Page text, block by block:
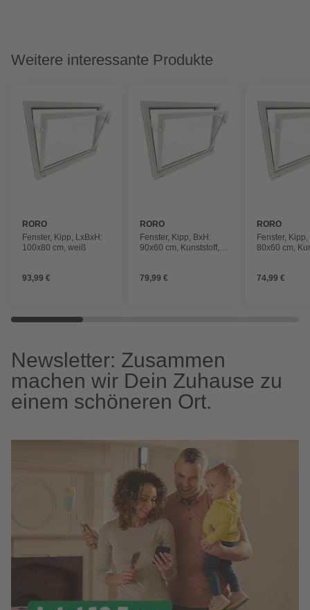
Weitere interessante Produkte
RORO
Fenster, Kipp, LxBxH:
100x80 cm, weiß
93,99 €
RORO
Fenster, Kipp, BxH:
90x60 cm, Kunststoff,
79,99 €
RORO
Fenster,
80x60 cm,
74,99 €
Newsletter: Zusammen
machen wir Dein Zuhause zu
einem schöneren Ort.